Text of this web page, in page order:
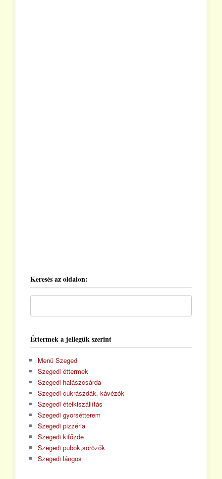
Keresés az oldalon:
Éttermek a jellegük szerint
Menü Szeged
Szegedi éttermek
Szegedi halászcsárda
Szegedi cukrászdák, kávézók
Szegedi ételkiszállítás
Szegedi gyorsétterem
Szegedi pizzéria
Szegedi kifőzde
Szegedi pubok,sörözők
Szegedi lángos